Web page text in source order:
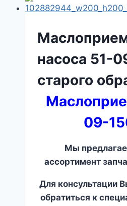
насоса 51-
старого
09-
Мы
ассортимент
Для консультации
обратиться к